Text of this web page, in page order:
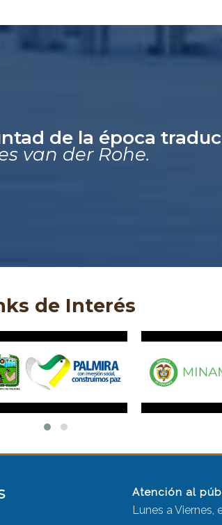
de la época
van der Rohe.
de Interés
Atención al
Lunes a Viernes,